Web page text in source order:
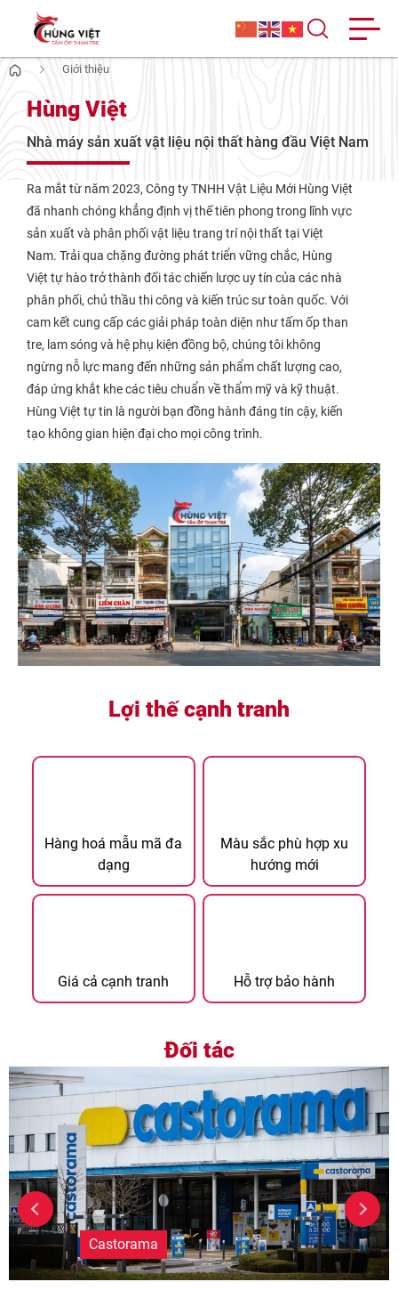
Hùng Việt
Luôn tin rằng mỗi ngôi nhà đều có thể thành
tác phẩm nghệ thuật, sứ mệnh của Hùng
Việt là giúp bạn hiện thực hóa điều đó bằng
Giới thiệu
Hùng Việt
Nhà máy sản xuất vật liệu nội thất hàng đầu Việt Nam
Ra mắt từ năm 2023, Công ty TNHH Vật Liệu Mới Hùng Việt
đã nhanh chóng khẳng định vị thế tiên phong trong lĩnh vực
sản xuất và phân phối vật liệu trang trí nội thất tại Việt
Nam. Trải qua chặng đường phát triển vững chắc, Hùng
Việt tự hào trở thành đối tác chiến lược uy tín của các nhà
phân phối, chủ thầu thi công và kiến trúc sư toàn quốc. Với
cam kết cung cấp các giải pháp toàn diện như tấm ốp than
tre, lam sóng và hệ phụ kiện đồng bộ, chúng tôi không
ngừng nỗ lực mang đến những sản phẩm chất lượng cao,
đáp ứng khắt khe các tiêu chuẩn về thẩm mỹ và kỹ thuật.
Hùng Việt tự tin là người bạn đồng hành đáng tin cậy, kiến
tạo không gian hiện đại cho mọi công trình.
Lợi thế cạnh tranh
Hàng hoá mẫu mã đa
dạng
Màu sắc phù hợp xu
hướng mới
Giá cả cạnh tranh Hỗ trợ bảo hành
Đối tác
Castorama